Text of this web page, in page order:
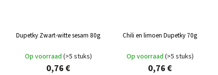
Dupetky Zwart-witte sesam 80g
Op voorraad (>5 stuks)
0,76 €
Chili en limoen Dupetky 70g
Op voorraad (>5 stuks)
0,76 €